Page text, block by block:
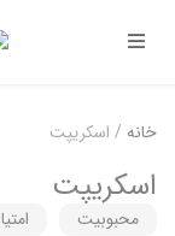
خانه / اسکریپت
اسکریپت
محبوبیت